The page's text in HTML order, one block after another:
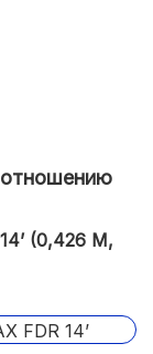
(0,426 М,